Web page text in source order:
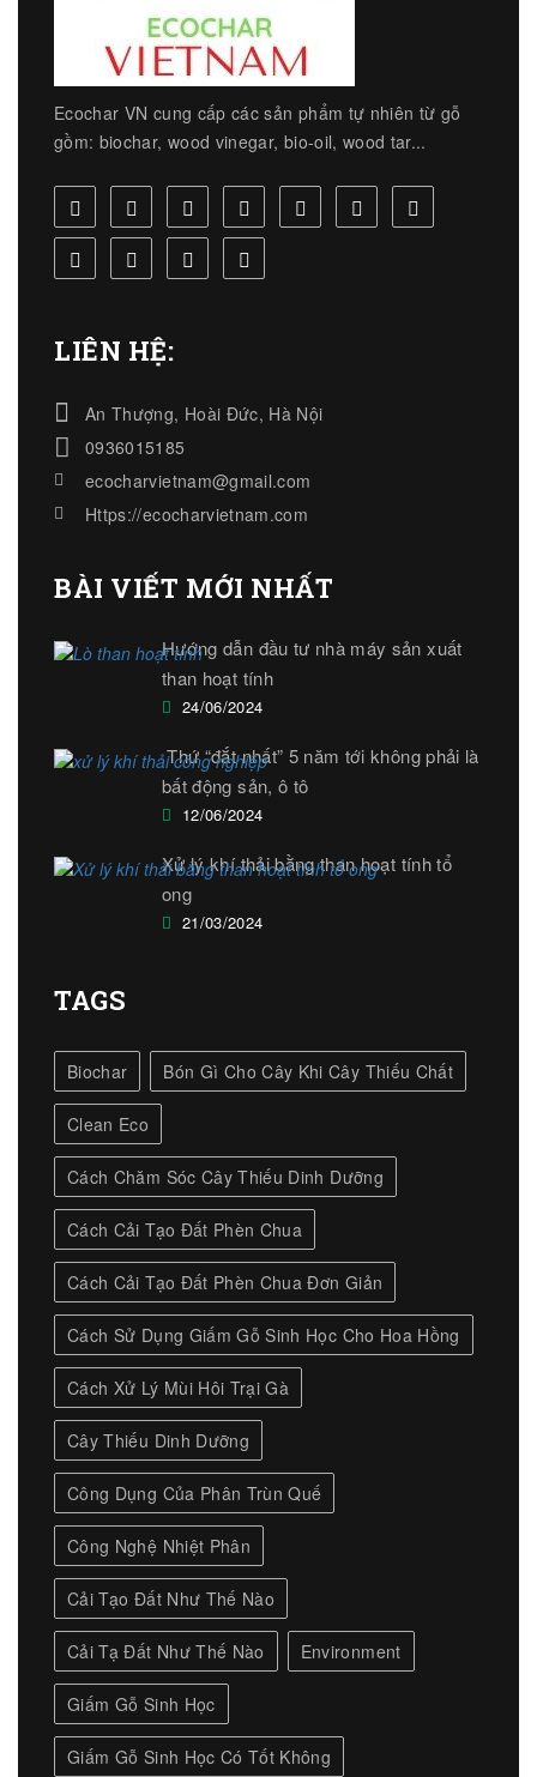
Ecochar VN cung cấp các sản phẩm tự nhiên từ gỗ
gồm: biochar, wood vinegar, bio-oil, wood tar...
LIÊN HỆ:
An Thượng, Hoài Đức, Hà Nội
0936015185
ecocharvietnam@gmail.com
Https://ecocharvietnam.com
BÀI VIẾT MỚI NHẤT
Hướng dẫn đầu tư nhà máy sản xuất
than hoạt tính
24/06/2024
Thứ “đắt nhất” 5 năm tới không phải là
bất động sản, ô tô
12/06/2024
Xử lý khí thải bằng than hoạt tính tổ
ong
21/03/2024
TAGS
Biochar Bón Gì Cho Cây Khi Cây Thiếu Chất
Clean Eco
Cách Chăm Sóc Cây Thiếu Dinh Dưỡng
Cách Cải Tạo Đất Phèn Chua
Cách Cải Tạo Đất Phèn Chua Đơn Giản
Cách Sử Dụng Giấm Gỗ Sinh Học Cho Hoa Hồng
Cách Xử Lý Mùi Hôi Trại Gà
Cây Thiếu Dinh Dưỡng
Công Dụng Của Phân Trùn Quế
Công Nghệ Nhiệt Phân
Cải Tạo Đất Như Thế Nào
Cải Tạ Đất Như Thế Nào Environment
Giấm Gỗ Sinh Học
Giấm Gỗ Sinh Học Có Tốt Không